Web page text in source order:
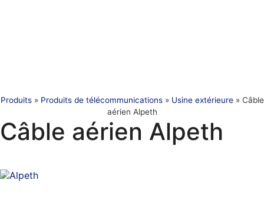
Produits» Produits de télécommunications» Usine extérieure» Câble
aérien Alpeth
Câble aérien Alpeth